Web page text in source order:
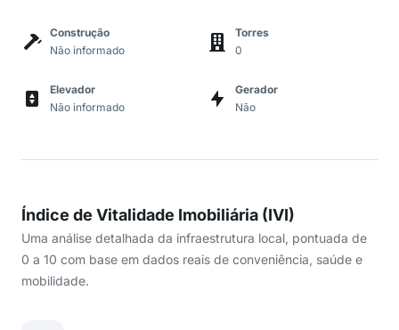
Construção
Não informado
Torres
0
Elevador
Não informado
Gerador
Não
Índice de Vitalidade Imobiliária (IVI)
Uma análise detalhada da infraestrutura local, pontuada de
0 a 10 com base em dados reais de conveniência, saúde e
mobilidade.